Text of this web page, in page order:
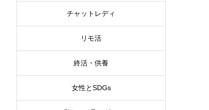
チャットレディ
リモ活
終活・供養
女性とSDGs